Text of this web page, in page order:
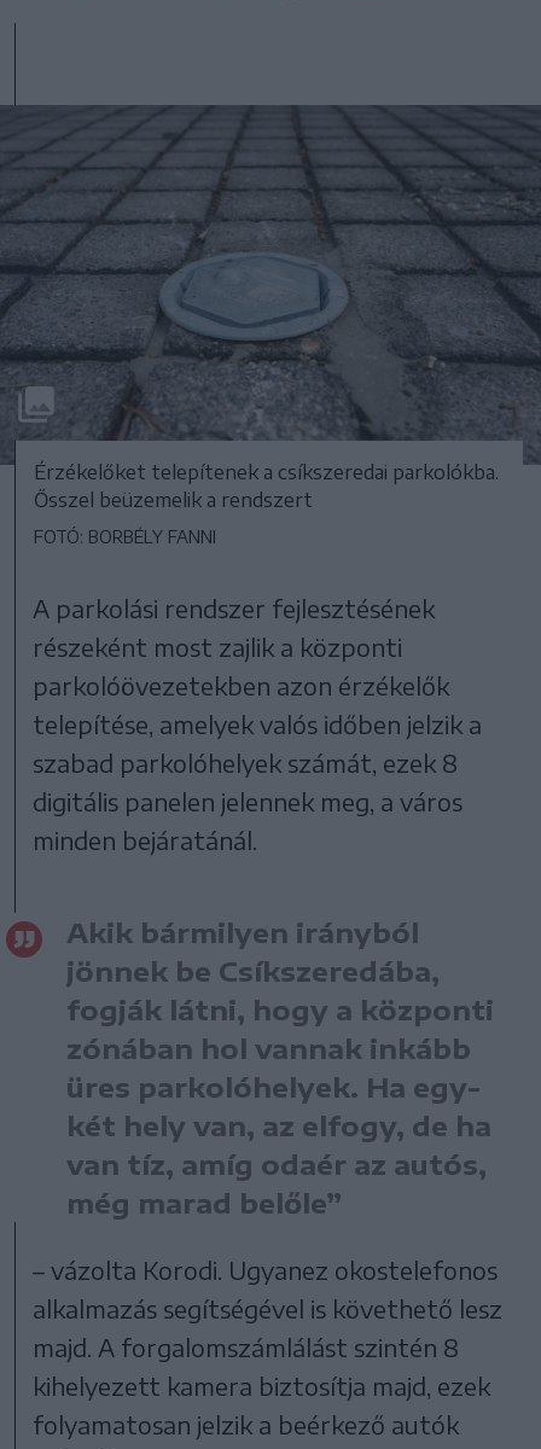
Érzékelőket telepítenek a csíkszeredai parkolókba.
Ősszel beüzemelik a rendszert
FOTÓ: BORBÉLY FANNI
A parkolási rendszer fejlesztésének
részeként most zajlik a központi
parkolóövezetekben azon érzékelők
telepítése, amelyek valós időben jelzik a
szabad parkolóhelyek számát, ezek 8
digitális panelen jelennek meg, a város
minden bejáratánál.
Akik bármilyen irányból
jönnek be Csíkszeredába,
fogják látni, hogy a központi
zónában hol vannak inkább
üres parkolóhelyek. Ha egy-
két hely van, az elfogy, de ha
van tíz, amíg odaér az autós,
még marad belőle”
– vázolta Korodi. Ugyanez okostelefonos
alkalmazás segítségével is követhető lesz
majd. A forgalomszámlálást szintén 8
kihelyezett kamera biztosítja majd, ezek
folyamatosan jelzik a beérkező autók